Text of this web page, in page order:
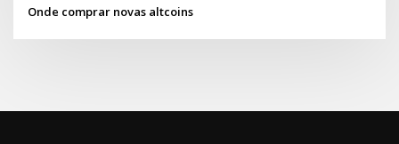
Onde comprar novas altcoins